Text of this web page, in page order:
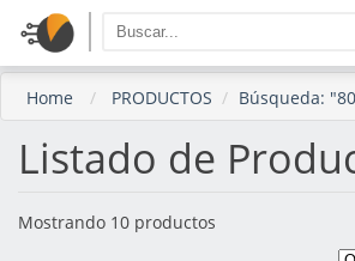
Home PRODUCTOS Búsqueda:
Listado de
Mostrando 10 productos